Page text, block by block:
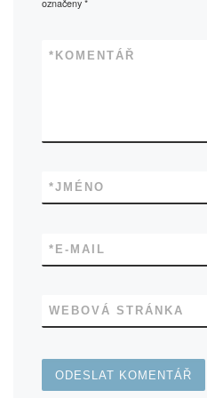
označeny*
KOMENTÁŘ
*
JMÉNO
*
E-MAIL
*
WEBOVÁ STRÁNKA